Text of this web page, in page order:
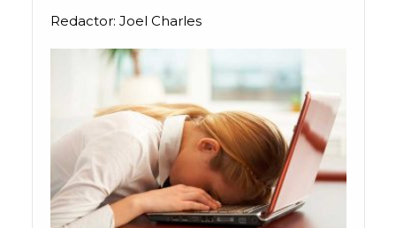
Redactor: Joel Charles